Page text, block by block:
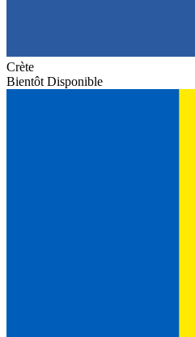
Crète
Bientôt Disponible